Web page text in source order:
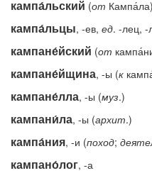
кампа́льский (от Кампа́ла)
кампа́льцы, -ев, ед. -лец, -
кампане́йский (от
кампане́йщина, -ы (к
кампане́лла, -ы (муз.)
кампани́ла, -ы (архит.)
кампа́ния, -и (поход;
кампано́лог, -а